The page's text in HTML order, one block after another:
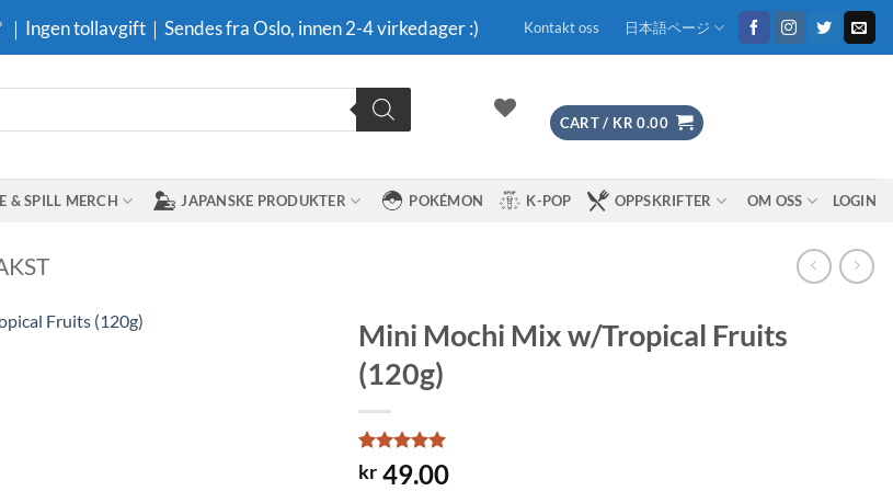
Ingen tollavgift｜Sendes fra Oslo, innen 2-4 virkedager :) Kontakt oss 日本語ページ
CART / KR 0.00
& SPILL MERCH JAPANSKE PRODUKTER POKÉMON K-POP OPPSKRIFTER OM OSS LOGIN
Mini Mochi Mix w/Tropical Fruits
(120g)
Rated5
out of 5
2
kr49.00